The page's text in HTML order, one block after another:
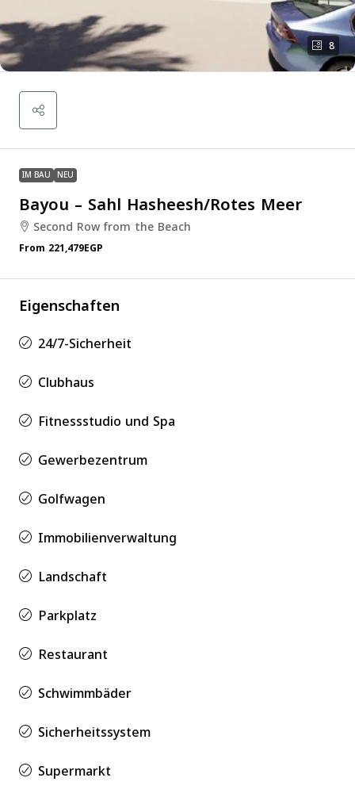
8
IM BAU NEU
Bayou – Sahl Hasheesh/Rotes Meer
Second Row from the Beach
From 221,479EGP
Eigenschaften
24/7-Sicherheit
Clubhaus
Fitnessstudio und Spa
Gewerbezentrum
Golfwagen
Immobilienverwaltung
Landschaft
Parkplatz
Restaurant
Schwimmbäder
Sicherheitssystem
Supermarkt